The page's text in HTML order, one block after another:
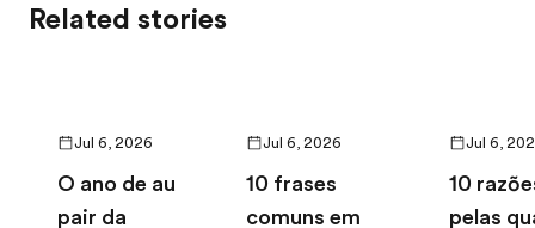
Related stories
Jul 6, 2026
O ano de au
pair da
Jul 6, 2026
10 frases
comuns em
Jul 6,
10
pelas